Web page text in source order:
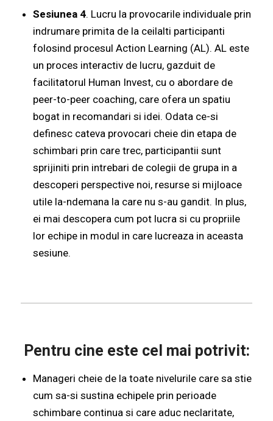
Sesiunea 4. Lucru la provocarile individuale prin
indrumare primita de la ceilalti participanti
folosind procesul Action Learning (AL). AL este
un proces interactiv de lucru, gazduit de
facilitatorul Human Invest, cu o abordare de
peer-to-peer coaching, care ofera un spatiu
bogat in recomandari si idei. Odata ce-si
definesc cateva provocari cheie din etapa de
schimbari prin care trec, participantii sunt
sprijiniti prin intrebari de colegii de grupa in a
descoperi perspective noi, resurse si mijloace
utile la-ndemana la care nu s-au gandit. In plus,
ei mai descopera cum pot lucra si cu propriile
lor echipe in modul in care lucreaza in aceasta
sesiune.
Pentru cine este cel mai potrivit:
Manageri cheie de la toate nivelurile care sa stie
cum sa-si sustina echipele prin perioade
schimbare continua si care aduc neclaritate,